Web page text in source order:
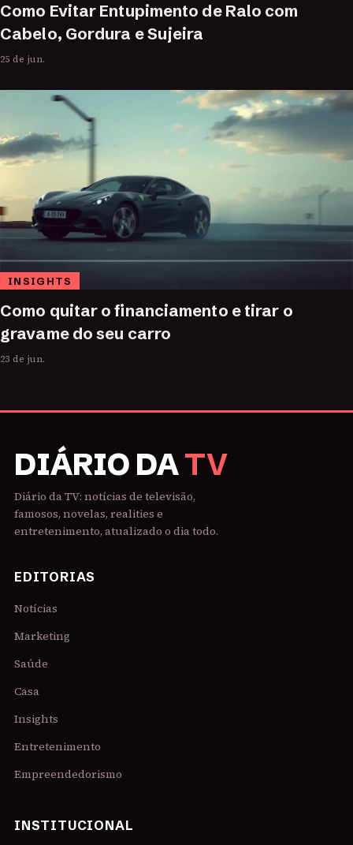
Como Evitar Entupimento de Ralo com
Cabelo, Gordura e Sujeira
25 de jun.
INSIGHTS
Como quitar o financiamento e tirar o
gravame do seu carro
23 de jun.
DIÁRIO DATV
Diário da TV: notícias de televisão,
famosos, novelas, realities e
entretenimento, atualizado o dia todo.
EDITORIAS
Notícias
Marketing
Saúde
Casa
Insights
Entretenimento
Empreendedorismo
INSTITUCIONAL